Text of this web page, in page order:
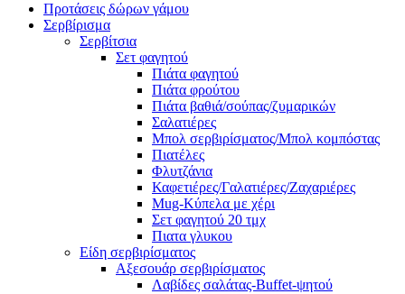
Προτάσεις δώρων γάμου
Σερβίρισμα
Σερβίτσια
Σετ φαγητού
Πιάτα φαγητού
Πιάτα φρούτου
Πιάτα βαθιά/σούπας/ζυμαρικών
Σαλατιέρες
Μπολ σερβιρίσματος/Μπολ κομπόστας
Πιατέλες
Φλυτζάνια
Καφετιέρες/Γαλατιέρες/Ζαχαριέρες
Mug-Κύπελα με χέρι
Σετ φαγητού 20 τμχ
Πιατα γλυκου
Είδη σερβιρίσματος
Αξεσουάρ σερβιρίσματος
Λαβίδες σαλάτας-Buffet-ψητού